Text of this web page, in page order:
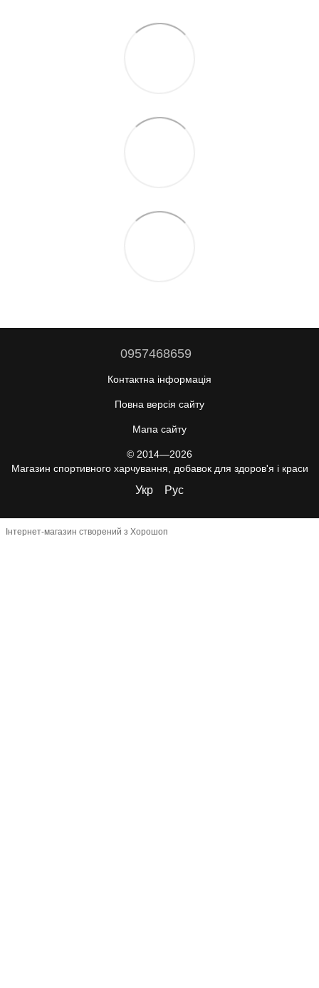
0957468659
Контактна інформація
Повна версія сайту
Мапа сайту
© 2014—2026
Магазин спортивного харчування, добавок для здоров'я і краси
Укр Рус
Інтернет-магазин створений з Хорошоп